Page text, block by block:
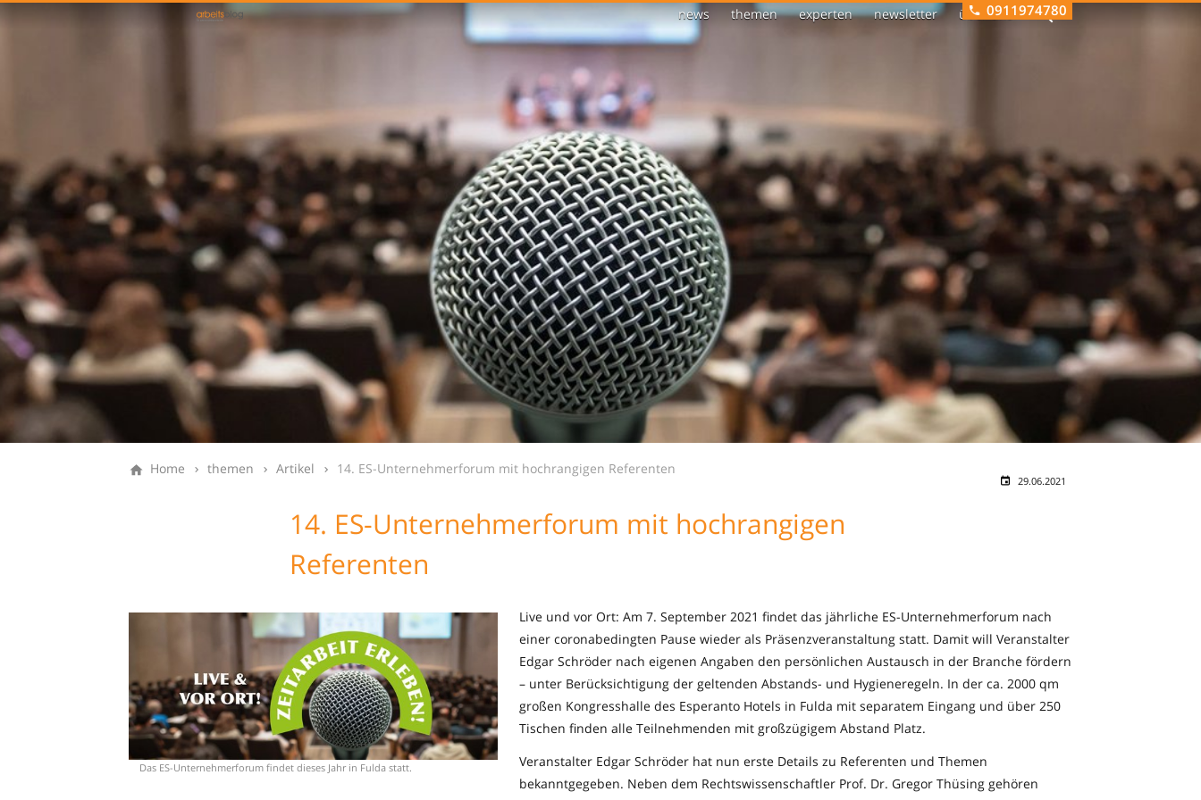
news themen experten newsletter über uns0911974780
Home themen Artikel 14. ES-Unternehmerforum mit hochrangigen Referenten
29.06.2021
14. ES-Unternehmerforum mit hochrangigen
Referenten
Das ES-Unternehmerforum findet dieses Jahr in Fulda statt.
Live und vor Ort: Am 7. September 2021 findet das jährliche ES-Unternehmerforum nach
einer coronabedingten Pause wieder als Präsenzveranstaltung statt. Damit will Veranstalter
Edgar Schröder nach eigenen Angaben den persönlichen Austausch in der Branche fördern
– unter Berücksichtigung der geltenden Abstands- und Hygieneregeln. In der ca. 2000 qm
großen Kongresshalle des Esperanto Hotels in Fulda mit separatem Eingang und über 250
Tischen finden alle Teilnehmenden mit großzügigem Abstand Platz.
Veranstalter Edgar Schröder hat nun erste Details zu Referenten und Themen
bekanntgegeben. Neben dem Rechtswissenschaftler Prof. Dr. Gregor Thüsing gehören